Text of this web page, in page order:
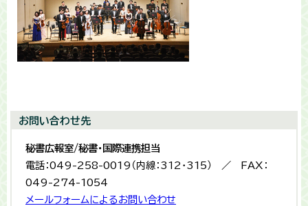
お問い合わせ先
秘書広報室/秘書・国際連携担当
電話：049-258-0019（内線：312・315） ／ FAX：
049-274-1054
メールフォームによるお問い合わせ